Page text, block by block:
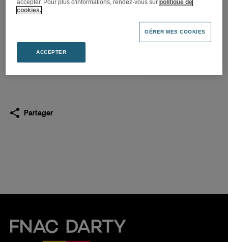
Rachats du 29 juillet 2019 au
2 août 2019
Télécharger (PDF 526,6 Ko)
Partager
Fnac Darty
accepter. Pour plus d'informations, rendez-vous surpolitique de
cookies.
GÉRER MES COOKIES
ACCEPTER